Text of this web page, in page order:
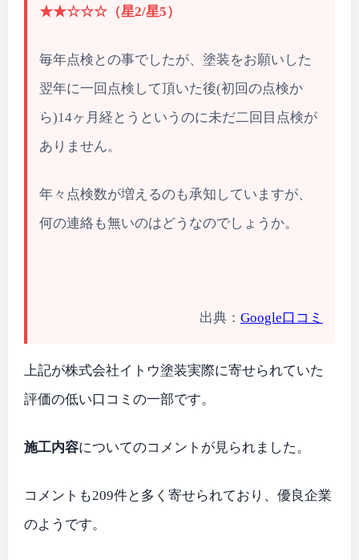
★★☆☆☆（星2/星5）
毎年点検との事でしたが、塗装をお願いした
翌年に一回点検して頂いた後(初回の点検か
ら)14ヶ月経とうというのに未だ二回目点検が
ありません。
年々点検数が増えるのも承知していますが、
何の連絡も無いのはどうなのでしょうか。
出典： Google口コミ
上記が株式会社イトウ塗装実際に寄せられていた
評価の低い口コミの一部です。
施工内容についてのコメントが見られました。
コメントも209件と多く寄せられており、優良企業
のようです。